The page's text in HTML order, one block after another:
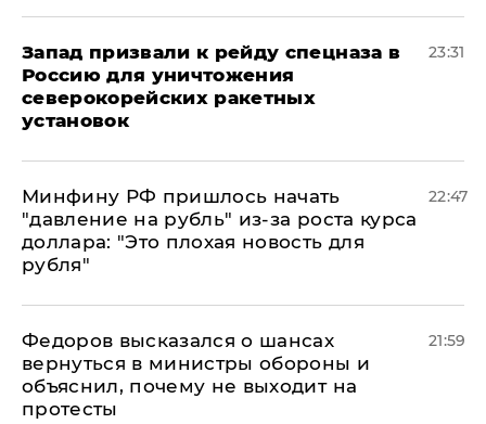
Запад призвали к рейду спецназа в
Россию для уничтожения
северокорейских ракетных
установок
23:31
Минфину РФ пришлось начать
"давление на рубль" из-за роста курса
доллара: "Это плохая новость для
рубля"
22:47
Федоров высказался о шансах
вернуться в министры обороны и
объяснил, почему не выходит на
протесты
21:59